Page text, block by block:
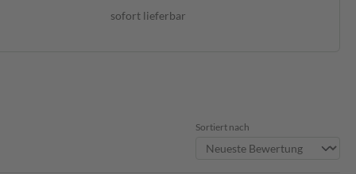
sofort lieferbar
Sortiert nach